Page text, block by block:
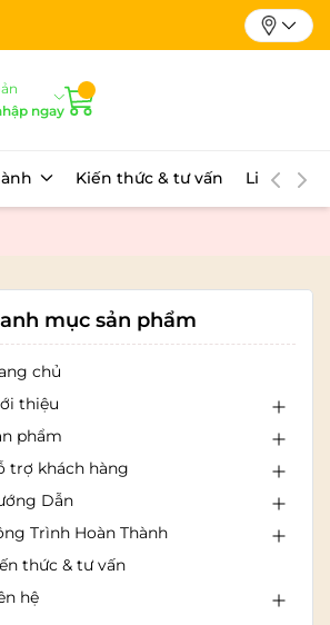
ngay
Kiến thức & tư vấn Liên hệ
mục sản phẩm
chủ
thiệu
phẩm
trợ khách hàng
Dẫn
Trình Hoàn Thành
thức & tư vấn
hệ